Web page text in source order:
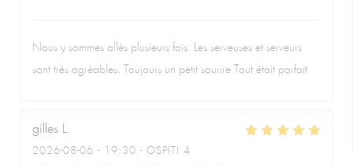
Nous y sommes allés plusieurs fois. Les serveuses et serveurs
sont très agréables. Toujours un petit sourire Tout était parfait
gilles L
2026-08-06 - 19:30 - OSPITI 4